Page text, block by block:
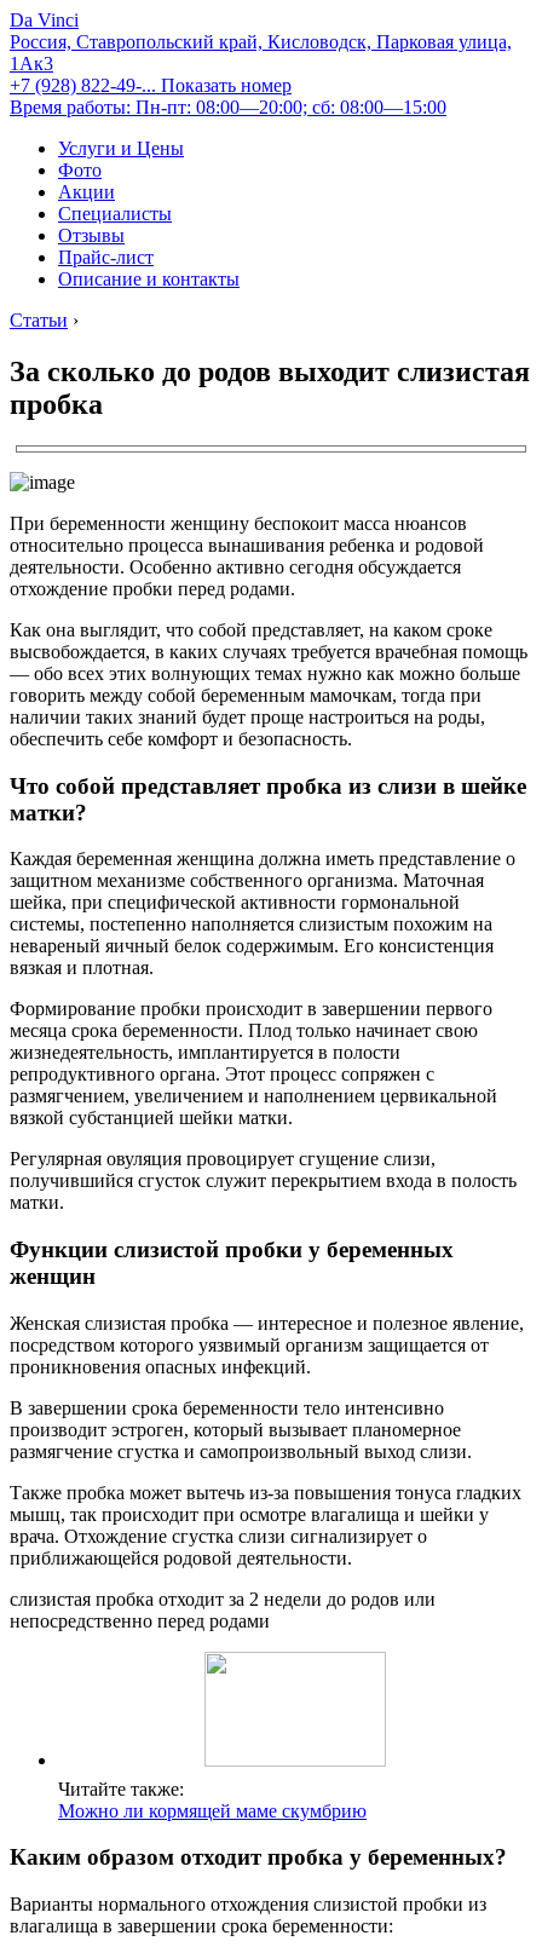
Da Vinci
Россия, Ставропольский край, Кисловодск, Парковая улица,
1Ак3
+7 (928) 822-49-... Показать номер
Время работы: Пн-пт: 08:00—20:00; сб: 08:00—15:00
Услуги и Цены
Фото
Акции
Специалисты
Отзывы
Прайс-лист
Описание и контакты
Статьи ›
За сколько до родов выходит слизистая
пробка
При беременности женщину беспокоит масса нюансов
относительно процесса вынашивания ребенка и родовой
деятельности. Особенно активно сегодня обсуждается
отхождение пробки перед родами.
Как она выглядит, что собой представляет, на каком сроке
высвобождается, в каких случаях требуется врачебная помощь
— обо всех этих волнующих темах нужно как можно больше
говорить между собой беременным мамочкам, тогда при
наличии таких знаний будет проще настроиться на роды,
обеспечить себе комфорт и безопасность.
Что собой представляет пробка из слизи в шейке
матки?
Каждая беременная женщина должна иметь представление о
защитном механизме собственного организма. Маточная
шейка, при специфической активности гормональной
системы, постепенно наполняется слизистым похожим на
невареный яичный белок содержимым. Его консистенция
вязкая и плотная.
Формирование пробки происходит в завершении первого
месяца срока беременности. Плод только начинает свою
жизнедеятельность, имплантируется в полости
репродуктивного органа. Этот процесс сопряжен с
размягчением, увеличением и наполнением цервикальной
вязкой субстанцией шейки матки.
Регулярная овуляция провоцирует сгущение слизи,
получившийся сгусток служит перекрытием входа в полость
матки.
Функции слизистой пробки у беременных
женщин
Женская слизистая пробка — интересное и полезное явление,
посредством которого уязвимый организм защищается от
проникновения опасных инфекций.
В завершении срока беременности тело интенсивно
производит эстроген, который вызывает планомерное
размягчение сгустка и самопроизвольный выход слизи.
Также пробка может вытечь из-за повышения тонуса гладких
мышц, так происходит при осмотре влагалища и шейки у
врача. Отхождение сгустка слизи сигнализирует о
приближающейся родовой деятельности.
слизистая пробка отходит за 2 недели до родов или
непосредственно перед родами
Читайте также:
Можно ли кормящей маме скумбрию
Каким образом отходит пробка у беременных?
Варианты нормального отхождения слизистой пробки из
влагалища в завершении срока беременности: